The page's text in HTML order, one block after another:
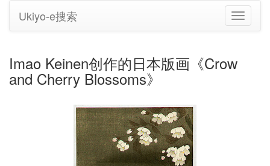
切
换
Ukiyo-e搜索
Imao Keinen创作的日本版画《Crow
and Cherry Blossoms》